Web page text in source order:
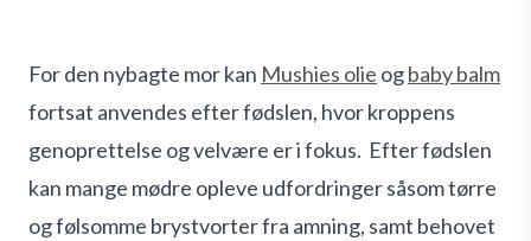
For den nybagte mor kan Mushies olie ogbaby balm
fortsat anvendes efter fødslen, hvor kroppens
genoprettelse og velvære er i fokus. Efter fødslen
kan mange mødre opleve udfordringer såsom tørre
og følsomme brystvorter fra amning, samt behovet